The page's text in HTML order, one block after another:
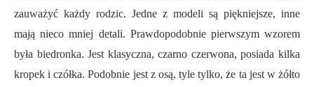
zauważyć każdy rodzic. Jedne z modeli są piękniejsze, inne
mają nieco mniej detali. Prawdopodobnie pierwszym wzorem
była biedronka. Jest klasyczna, czarno czerwona, posiada kilka
kropek i czółka. Podobnie jest z osą, tyle tylko, że ta jest w żółto